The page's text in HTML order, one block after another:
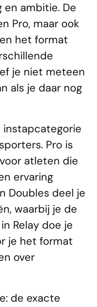
ambitie. De
Pro, maar ook
het format
je niet meteen
als je daar nog
instapcategorie
Pro is
atleten die
ervaring
Doubles deel je
waarbij je de
Relay doe je
je het format
over
de exacte